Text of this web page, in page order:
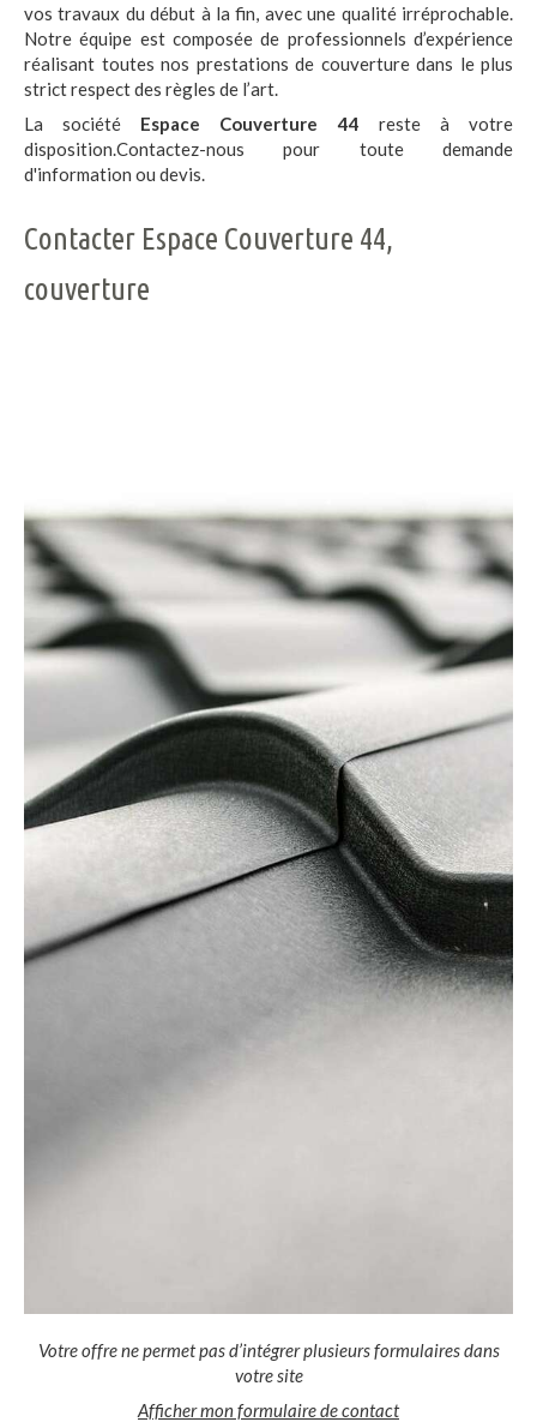
vos travaux du début à la fin, avec une qualité irréprochable.
Notre équipe est composée de professionnels d’expérience
réalisant toutes nos prestations de couverture dans le plus
strict respect des règles de l’art.
La société Espace Couverture 44 reste à votre
disposition.Contactez-nous pour toute demande
d'information ou devis.
Contacter Espace Couverture 44,
couverture
Votre offre ne permet pas d’intégrer plusieurs formulaires dans
votre site
Afficher mon formulaire de contact